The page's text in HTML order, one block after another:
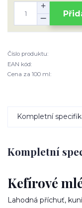
Číslo produktu:
EAN kód:
Cena za 100 ml:
Kompletní
Kompletní
Kefírové
Lahodná příchuť,